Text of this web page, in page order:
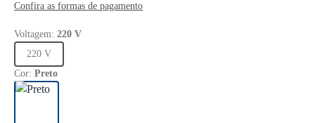
Confira as formas de pagamento
Voltagem: 220 V
220 V
Cor: Preto